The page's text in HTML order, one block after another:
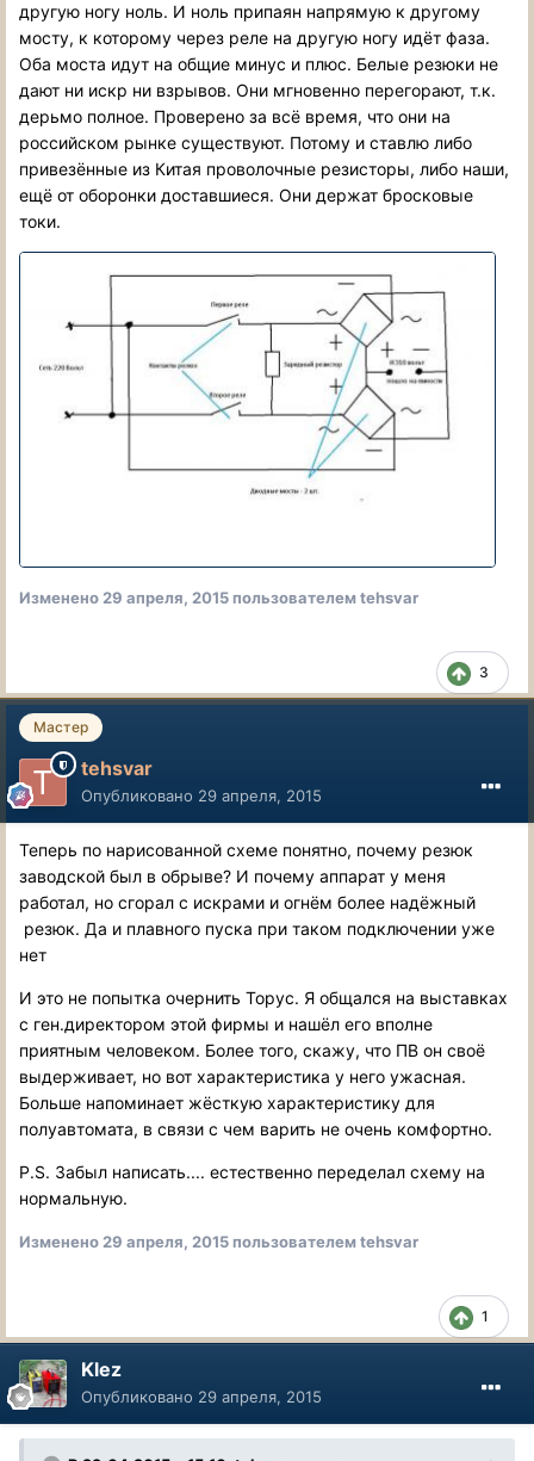
другую ногу ноль. И ноль припаян напрямую к другому
мосту, к которому через реле на другую ногу идёт фаза.
Оба моста идут на общие минус и плюс. Белые резюки не
дают ни искр ни взрывов. Они мгновенно перегорают, т.к.
дерьмо полное. Проверено за всё время, что они на
российском рынке существуют. Потому и ставлю либо
привезённые из Китая проволочные резисторы, либо наши,
ещё от оборонки доставшиеся. Они держат бросковые
токи.
Изменено 29 апреля, 2015пользователем tehsvar
3
Мастер
tehsvar
Опубликовано 29 апреля, 2015
Теперь по нарисованной схеме понятно, почему резюк
заводской был в обрыве? И почему аппарат у меня
работал, но сгорал с искрами и огнём более надёжный
резюк. Да и плавного пуска при таком подключении уже
нет
И это не попытка очернить Торус. Я общался на выставках
с ген.директором этой фирмы и нашёл его вполне
приятным человеком. Более того, скажу, что ПВ он своё
выдерживает, но вот характеристика у него ужасная.
Больше напоминает жёсткую характеристику для
полуавтомата, в связи с чем варить не очень комфортно.
P.S. Забыл написать.... естественно переделал схему на
нормальную.
Изменено29 апреля, 2015пользователем tehsvar
1
Klez
Опубликовано 29 апреля, 2015